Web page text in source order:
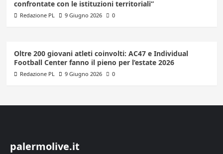
confrontate con le istituzioni territoriali”
Redazione PL 9 Giugno 2026 0
Oltre 200 giovani atleti coinvolti: AC47 e Individual
Football Center fanno il pieno per l’estate 2026
Redazione PL 9 Giugno 2026 0
palermolive.it